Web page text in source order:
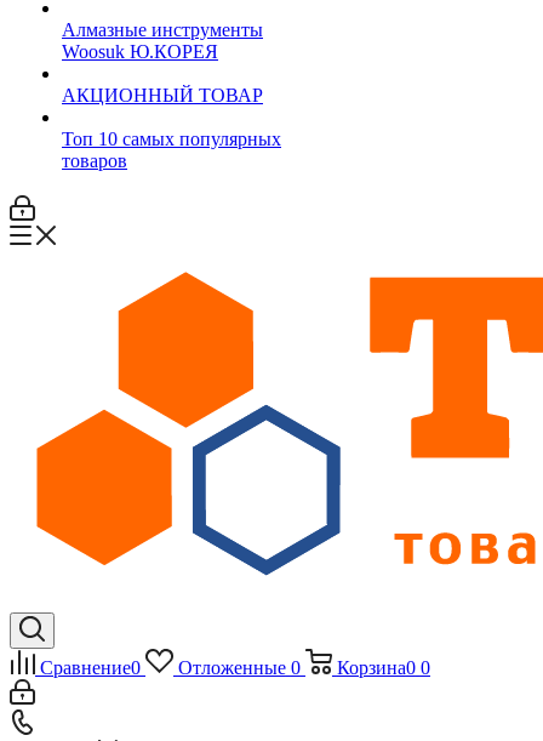
Алмазные инструменты
Woosuk Ю.КОРЕЯ
АКЦИОННЫЙ ТОВАР
Топ 10 самых популярных
товаров
Сравнение0 Отложенные 0 Корзина0 0